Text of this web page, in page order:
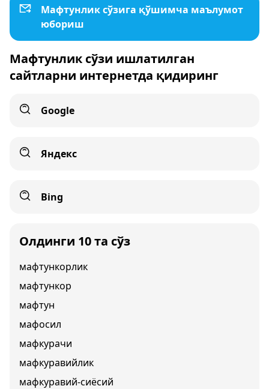
Мафтунлик сўзига қўшимча маълумот
юбориш
Мафтунлик сўзи ишлатилган
сайтларни интернетда қидиринг
Google
Яндекс
Bing
Олдинги 10 та сўз
мафтункорлик
мафтункор
мафтун
мафосил
мафкурачи
мафкуравийлик
мафкуравий-сиёсий